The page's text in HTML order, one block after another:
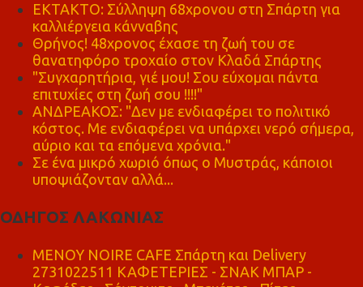
ΕΚΤΑΚΤΟ: Σύλληψη 68χρονου στη Σπάρτη για
καλλιέργεια κάνναβης
Θρήνος! 48χρονος έχασε τη ζωή του σε
θανατηφόρο τροχαίο στον Κλαδά Σπάρτης
"Συγχαρητήρια, γιέ μου! Σου εύχομαι πάντα
επιτυχίες στη ζωή σου !!!!"
ΑΝΔΡΕΑΚΟΣ: "Δεν με ενδιαφέρει το πολιτικό
κόστος. Με ενδιαφέρει να υπάρχει νερό σήμερα,
αύριο και τα επόμενα χρόνια."
Σε ένα μικρό χωριό όπως ο Μυστράς, κάποιοι
υποψιάζονταν αλλά...
ΟΔΗΓΟΣ ΛΑΚΩΝΙΑΣ
MENOY NOIRE CAFE Σπάρτη και Delivery
2731022511 ΚΑΦΕΤΕΡΙΕΣ - ΣΝΑΚ ΜΠΑΡ -